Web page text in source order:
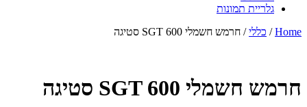
גלריית תמונות
Home
/ כללי/ חרמש חשמלי SGT 600 סטיגה
חרמש חשמלי SGT 600 סטיגה